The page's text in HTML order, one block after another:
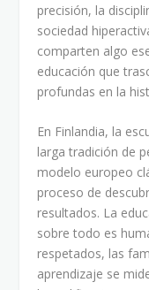
precisión, la
sociedad
comparten algo
educación que
profundas en la
En Finlandia, la
larga tradición de
modelo europeo
proceso de
resultados. La
sobre todo es
respetados, las
aprendizaje se